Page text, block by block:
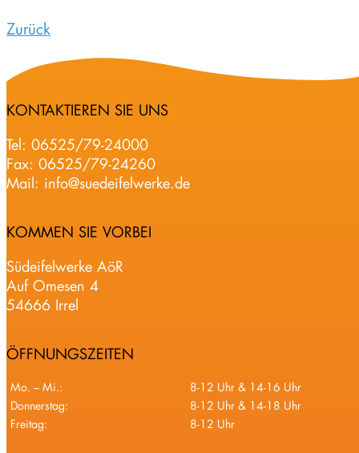
Zurück
KONTAKTIEREN SIE UNS
Tel: 06525/79-24000
Fax: 06525/79-24260
Mail: info@suedeifelwerke.de
KOMMEN SIE VORBEI
Südeifelwerke AöR
Auf Omesen 4
54666 Irrel
ÖFFNUNGSZEITEN
Mo. – Mi.:
8-12 Uhr & 14-16 Uhr
Donnerstag:
8-12 Uhr & 14-18 Uhr
Freitag:
8-12 Uhr